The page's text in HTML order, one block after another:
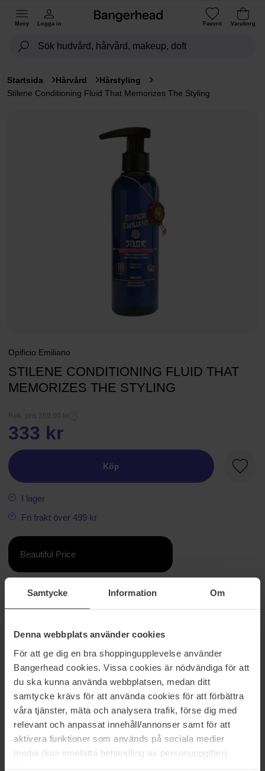
Samtycke Information Om
Denna webbplats använder cookies
För att ge dig en bra shoppingupplevelse använder
Bangerhead cookies. Vissa cookies är nödvändiga för att
du ska kunna använda webbplatsen, medan ditt
samtycke krävs för att använda cookies för att förbättra
våra tjänster, mäta och analysera trafik, förse dig med
relevant och anpassat innehåll/annonser samt för att
aktivera funktioner som används på sociala medier
media (kan innefatta behandling av personuppgifter).
Meny Logga in Favorit Varukorg
Startsida Hårvård
Hårstyling
Stilene Conditioning Fluid That Memorizes The Styling
Opificio Emiliano
STILENE CONDITIONING FLUID THAT
MEMORIZES THE STYLING
Rek. pris 369,00 kr
333 kr
Köp
I lager
Fri frakt över 499 kr
Beautiful Price
InformationIngredienser
stylingens hållbarhet samt bevara mjukheten och elasticiteten i
Underlättar borstningsfasen och gör att stylingen håller längre
samt motstår fukt.
Storlek: 200 ml
Artikelnummer: 206499
Kategorier:
Startsida